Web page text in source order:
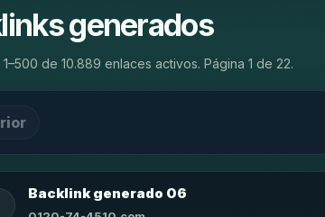
generados
de 10.889 enlaces activos. Página 1 de 22.
Backlink generado 06